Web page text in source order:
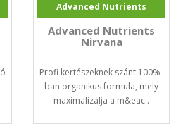
Advanced Nutrients
Advanced Nutrients
Nirvana
Profi kertészeknek szánt 100%-
ban organikus formula, mely
maximalizálja a m&eac..